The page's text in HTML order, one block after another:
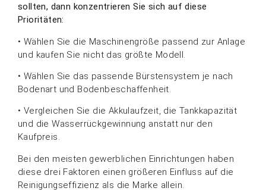
sollten, dann konzentrieren Sie sich auf diese
Prioritäten:
• Wählen Sie die Maschinengröße passend zur Anlage
und kaufen Sie nicht das größte Modell.
• Wählen Sie das passende Bürstensystem je nach
Bodenart und Bodenbeschaffenheit.
• Vergleichen Sie die Akkulaufzeit, die Tankkapazität
und die Wasserrückgewinnung anstatt nur den
Kaufpreis.
Bei den meisten gewerblichen Einrichtungen haben
diese drei Faktoren einen größeren Einfluss auf die
Reinigungseffizienz als die Marke allein.